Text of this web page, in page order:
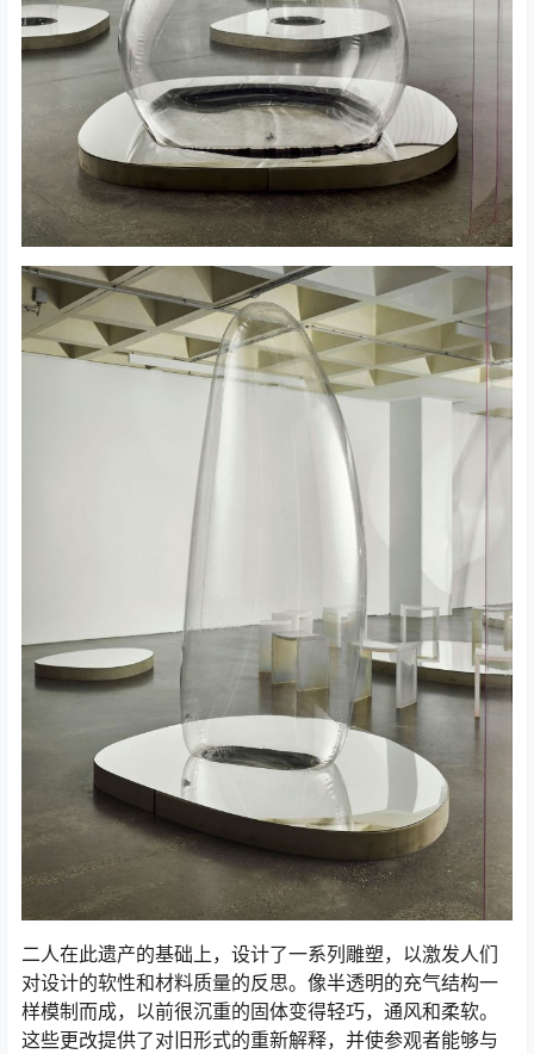
二人在此遗产的基础上，设计了一系列雕塑，以激发人们
对设计的软性和材料质量的反思。像半透明的充气结构一
样模制而成，以前很沉重的固体变得轻巧，通风和柔软。
这些更改提供了对旧形式的重新解释，并使参观者能够与